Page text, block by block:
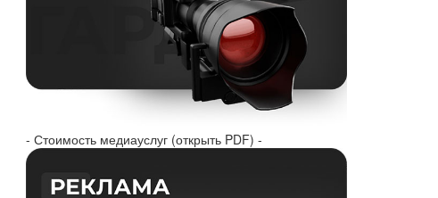
- Стоимость медиауслуг (открыть PDF) -